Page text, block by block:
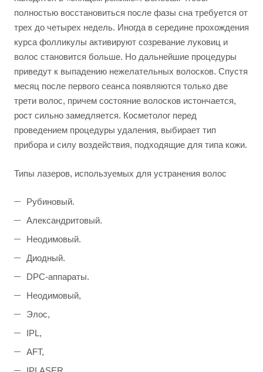
полностью восстановиться после фазы сна требуется от
трех до четырех недель. Иногда в середине прохождения
курса фолликулы активируют созревание луковиц и
волос становится больше. Но дальнейшие процедуры
приведут к выпадению нежелательных волосков. Спустя
месяц после первого сеанса появляются только две
трети волос, причем состояние волосков истончается,
рост сильно замедляется. Косметолог перед
проведением процедуры удаления, выбирает тип
прибора и силу воздействия, подходящие для типа кожи.
Типы лазеров, используемых для устранения волос
Рубиновый.
Александритовый.
Неодимовый.
Диодный.
DPC-аппараты.
Неодимовый,
Элос,
IPL,
AFT,